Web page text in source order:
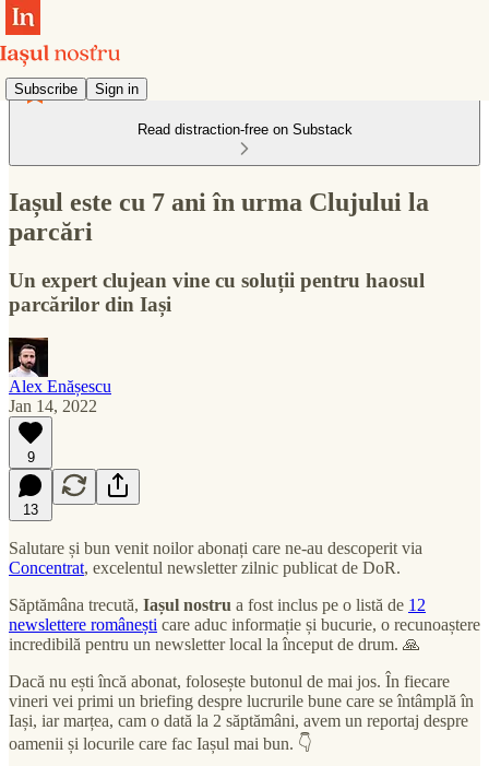
Subscribe Sign in
Read distraction-free on Substack
Iașul este cu 7 ani în urma Clujului la
parcări
Un expert clujean vine cu soluții pentru haosul
parcărilor din Iași
Alex Enășescu
Jan 14, 2022
9
13
Salutare și bun venit noilor abonați care ne-au descoperit via
Concentrat, excelentul newsletter zilnic publicat de DoR.
Săptămâna trecută, Iașul nostru a fost inclus pe o listă de 12
newslettere românești care aduc informație și bucurie, o recunoaștere
incredibilă pentru un newsletter local la început de drum. 🙏
Dacă nu ești încă abonat, folosește butonul de mai jos. În fiecare
vineri vei primi un briefing despre lucrurile bune care se întâmplă în
Iași, iar marțea, cam o dată la 2 săptămâni, avem un reportaj despre
oamenii și locurile care fac Iașul mai bun. 👇